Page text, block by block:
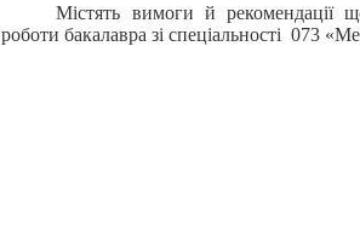
Містять вимоги й рекомендації
роботи бакалавра зі спеціальності 073